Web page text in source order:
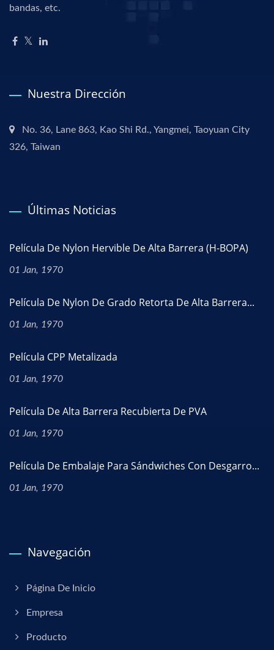
bandas, etc.
Nuestra Dirección
No. 36, Lane 863, Kao Shi Rd., Yangmei, Taoyuan City
326, Taiwan
Últimas Noticias
Película De Nylon Hervible De Alta Barrera (H-BOPA)
01 Jan, 1970
Película De Nylon De Grado Retorta De Alta Barrera...
01 Jan, 1970
Película CPP Metalizada
01 Jan, 1970
Película De Alta Barrera Recubierta De PVA
01 Jan, 1970
Película De Embalaje Para Sándwiches Con Desgarro...
01 Jan, 1970
Navegación
Página De Inicio
Empresa
Producto